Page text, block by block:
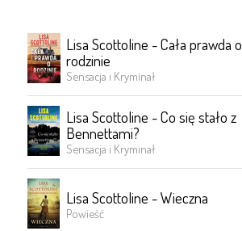
Lisa Scottoline - Cała prawda o
rodzinie
Sensacja i Kryminał
Lisa Scottoline - Co się stało z
Bennettami?
Sensacja i Kryminał
Lisa Scottoline - Wieczna
Powieść